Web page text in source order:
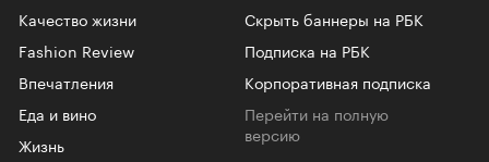
Качество жизни
Fashion Review
Впечатления
Еда и вино
Жизнь
Скрыть баннеры на РБК
Подписка на РБК
Корпоративная подписка
Перейти на полную
версию